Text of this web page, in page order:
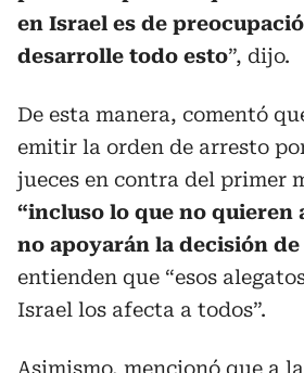
en Israel es de
desarrolle todo esto”, dijo.
De esta manera, comentó
emitir la orden de arresto
jueces en contra del primer
“incluso lo que no quieren
no apoyarán la decisión de
entienden que “esos
Israel los afecta a todos”.
Asimismo, mencionó que a